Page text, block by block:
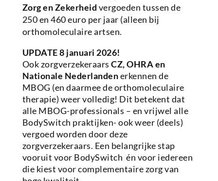
Zorg en Zekerheid vergoeden tussen de
250 en 460 euro per jaar (alleen bij
orthomoleculaire artsen.
UPDATE 8 januari 2026!
Ook zorgverzekeraarsCZ, OHRA en
Nationale Nederlandenerkennen de
MBOG (en daarmee de orthomoleculaire
therapie) weer volledig! Dit betekent dat
alle MBOG-professionals – en vrijwel alle
BodySwitch praktijken- ook weer (deels)
vergoed worden door deze
zorgverzekeraars. Een belangrijke stap
vooruit voor BodySwitch én voor iedereen
die kiest voor complementaire zorg van